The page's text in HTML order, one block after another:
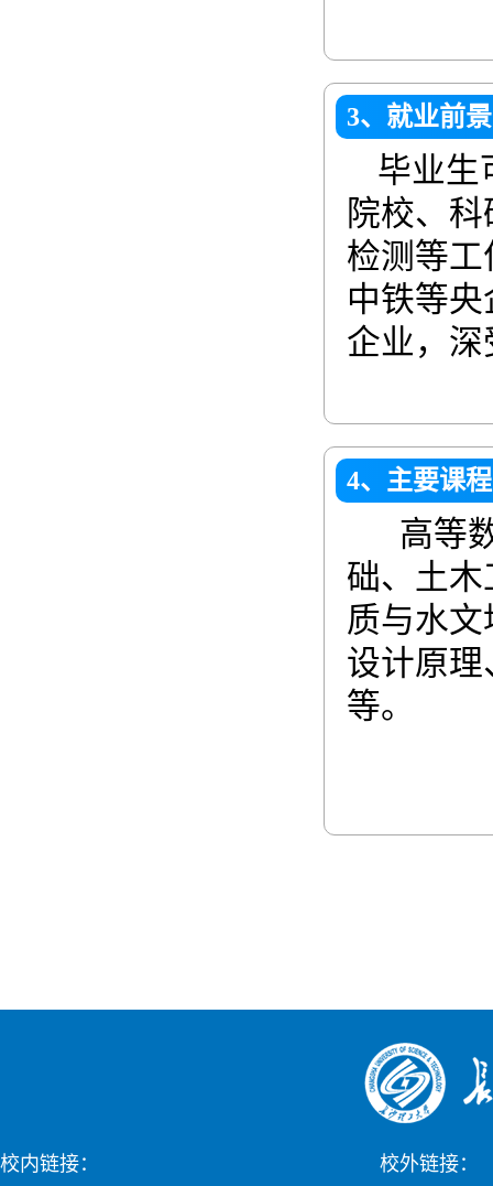
3、就业前景
毕业生
院校、
检测等
中铁等
企业，
4、主要课程
高等
础、土
质与水
设计原
等。
校内链接： 校外链接：